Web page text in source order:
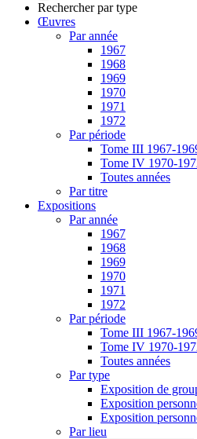
Rechercher par type
Œuvres
Par année
1967
1968
1969
1970
1971
1972
Par période
Tome III 1967-
Tome IV 1970-
Toutes années
Par titre
Expositions
Par année
1967
1968
1969
1970
1971
1972
Par période
Tome III 1967-
Tome IV 1970-
Toutes années
Par type
Exposition de
Exposition
Exposition
Par lieu